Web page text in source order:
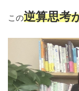
この逆算思考